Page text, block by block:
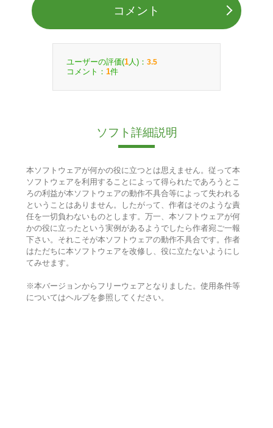
コメント
ユーザーの評価(1 人)： 3.5
コメント： 1件
ソフト詳細説明
本ソフトウェアが何かの役に立つとは思えません。従って本
ソフトウェアを利用することによって得られたであろうとこ
ろの利益が本ソフトウェアの動作不具合等によって失われる
ということはありません。したがって、作者はそのような責
任を一切負わないものとします。万一、本ソフトウェアが何
かの役に立ったという実例があるようでしたら作者宛ご一報
下さい。それこそが本ソフトウェアの動作不具合です。作者
はただちに本ソフトウェアを改修し、役に立たないようにし
てみせます。
※本バージョンからフリーウェアとなりました。使用条件等
についてはヘルプを参照してください。